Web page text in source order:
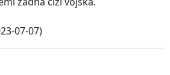
07-07)